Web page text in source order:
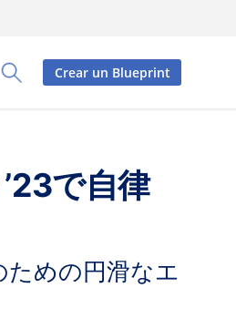
Toggle Search Panel
Crear un Blueprint
で自律
めの円滑なエ